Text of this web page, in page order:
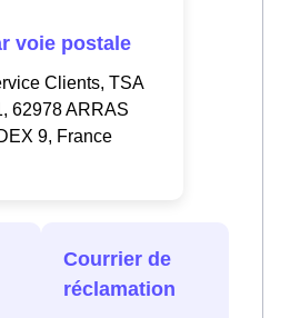
voie postale
Clients, TSA
62978 ARRAS
9, France
Courrier de
réclamation